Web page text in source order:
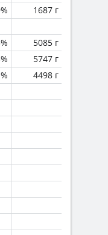
1687 г
5085 г
5747 г
4498 г